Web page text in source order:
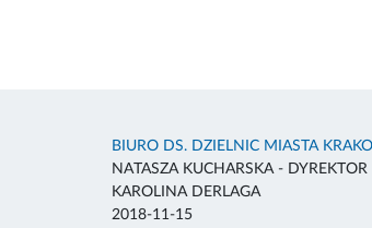
BIURO DS. DZIELNIC MIASTA
NATASZA KUCHARSKA - DYREKTOR
KAROLINA DERLAGA
2018-11-15